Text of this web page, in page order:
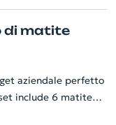
di matite
aziendale perfetto
include 6 matite